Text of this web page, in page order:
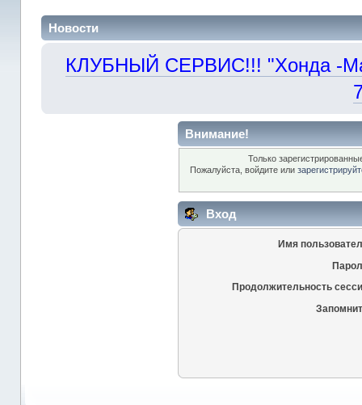
Новости
КЛУБНЫЙ СЕРВИС!!! "Хонда -
Внимание!
Только
Пожалуйста, войдите или
Вход
Имя
Продолжительность